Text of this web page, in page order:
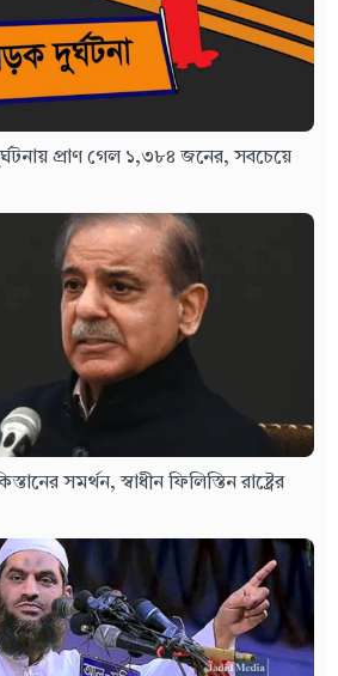
প্রাণ গেল ১,৩৮৪ জনের, সবচেয়ে
সমর্থন, স্বাধীন ফিলিস্তিন রাষ্ট্রের